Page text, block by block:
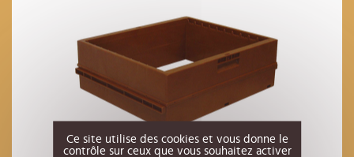
Ce site utilise des cookies et vous donne le
contrôle sur ceux que vous souhaitez activer